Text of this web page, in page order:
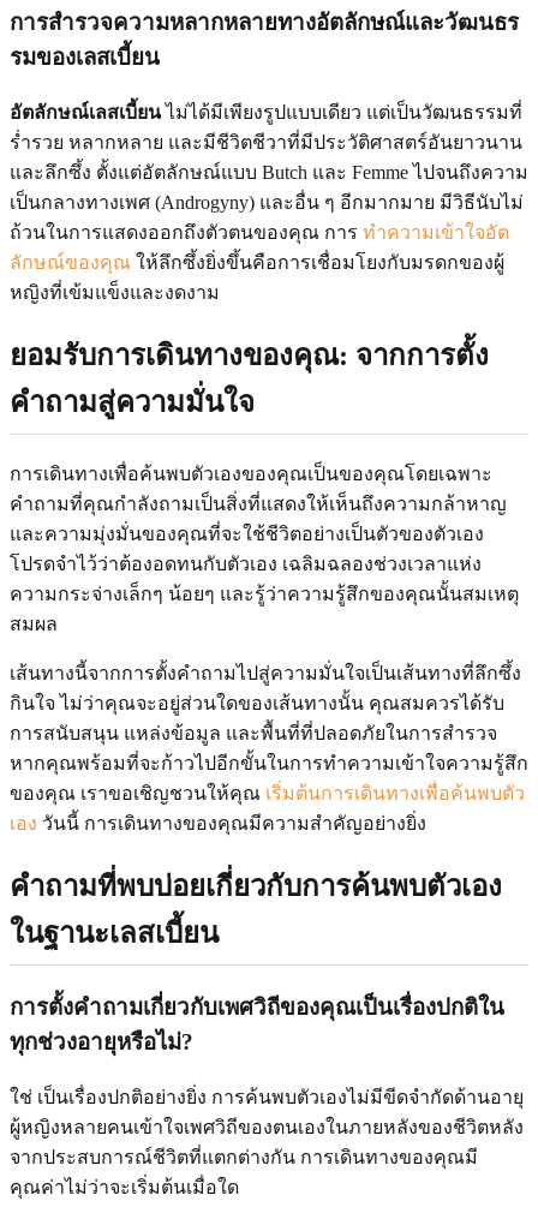
การสำรวจความหลากหลายทางอัตลักษณ์และวัฒนธร
รมของเลสเบี้ยน
อัตลักษณ์เลสเบี้ยนไม่ได้มีเพียงรูปแบบเดียว แต่เป็นวัฒนธรรมที่
ร่ำรวย หลากหลาย และมีชีวิตชีวาที่มีประวัติศาสตร์อันยาวนาน
และลึกซึ้ง ตั้งแต่อัตลักษณ์แบบ Butch และ Femme ไปจนถึงความ
เป็นกลางทางเพศ (Androgyny) และอื่น ๆ อีกมากมาย มีวิธีนับไม่
ถ้วนในการแสดงออกถึงตัวตนของคุณ การ ทำความเข้าใจอัต
ลักษณ์ของคุณ ให้ลึกซึ้งยิ่งขึ้นคือการเชื่อมโยงกับมรดกของผู้
หญิงที่เข้มแข็งและงดงาม
ยอมรับการเดินทางของคุณ: จากการตั้ง
คำถามสู่ความมั่นใจ
การเดินทางเพื่อค้นพบตัวเองของคุณเป็นของคุณโดยเฉพาะ
คำถามที่คุณกำลังถามเป็นสิ่งที่แสดงให้เห็นถึงความกล้าหาญ
และความมุ่งมั่นของคุณที่จะใช้ชีวิตอย่างเป็นตัวของตัวเอง
โปรดจำไว้ว่าต้องอดทนกับตัวเอง เฉลิมฉลองช่วงเวลาแห่ง
ความกระจ่างเล็กๆ น้อยๆ และรู้ว่าความรู้สึกของคุณนั้นสมเหตุ
สมผล
เส้นทางนี้จากการตั้งคำถามไปสู่ความมั่นใจเป็นเส้นทางที่ลึกซึ้ง
กินใจ ไม่ว่าคุณจะอยู่ส่วนใดของเส้นทางนั้น คุณสมควรได้รับ
การสนับสนุน แหล่งข้อมูล และพื้นที่ที่ปลอดภัยในการสำรวจ
หากคุณพร้อมที่จะก้าวไปอีกขั้นในการทำความเข้าใจความรู้สึก
ของคุณ เราขอเชิญชวนให้คุณ เริ่มต้นการเดินทางเพื่อค้นพบตัว
เอง วันนี้ การเดินทางของคุณมีความสำคัญอย่างยิ่ง
คำถามที่พบบ่อยเกี่ยวกับการค้นพบตัวเอง
ในฐานะเลสเบี้ยน
การตั้งคำถามเกี่ยวกับเพศวิถีของคุณเป็นเรื่องปกติใน
ทุกช่วงอายุหรือไม่?
ใช่ เป็นเรื่องปกติอย่างยิ่ง การค้นพบตัวเองไม่มีขีดจำกัดด้านอายุ
ผู้หญิงหลายคนเข้าใจเพศวิถีของตนเองในภายหลังของชีวิตหลัง
จากประสบการณ์ชีวิตที่แตกต่างกัน การเดินทางของคุณมี
คุณค่าไม่ว่าจะเริ่มต้นเมื่อใด